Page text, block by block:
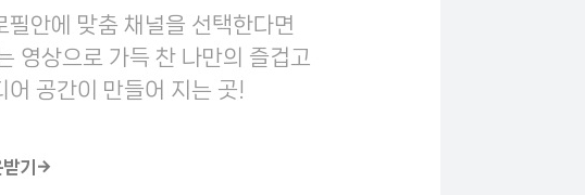
필안에 맞춤 채널을 선택한다면
영상으로 가득 찬 나만의 즐겁고
어 공간이 만들어 지는 곳!
기